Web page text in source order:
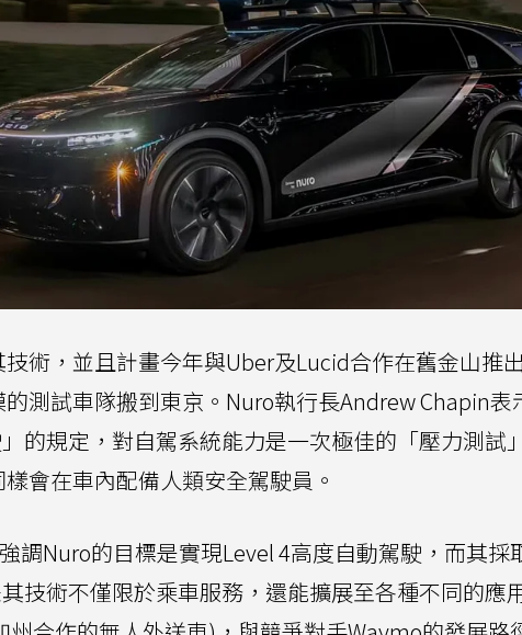
術，並且計畫今年與Uber及Lucid合作在舊金山推
測試車隊搬到東京。Nuro執行長Andrew Chapin表
的規定，對自駕系統能力是一次極佳的「壓力測試
會在車內配備人類安全駕駛員。
調Nuro的目標是實現Level 4高度自動駕駛，而其採
技術不僅限於乘車服務，還能擴展至各種不同的應